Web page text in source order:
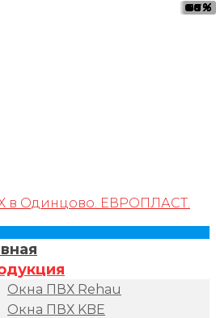
Окна ПВХ Rehau
Окна ПВХ KBE
33%
47%
40%
55%
55%
68%
80%
95%